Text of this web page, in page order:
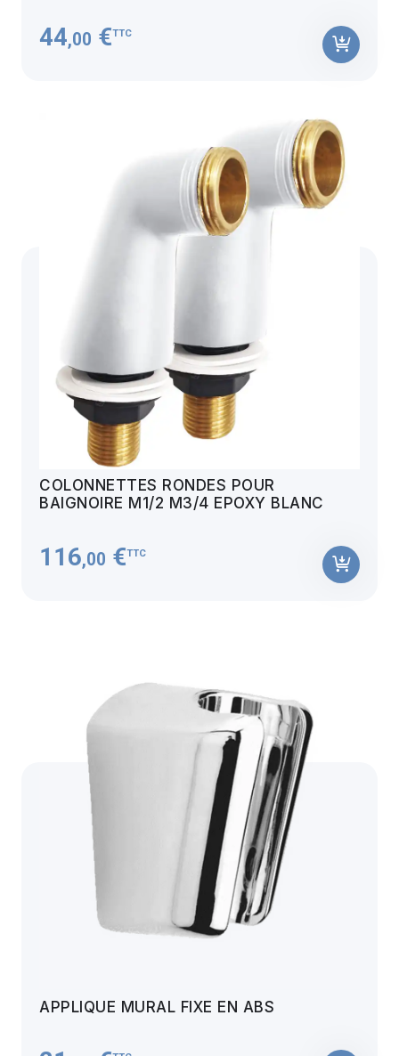
44,00 €TTC
COLONNETTES RONDES POUR
BAIGNOIRE M1/2 M3/4 EPOXY BLANC
116,00 €TTC
APPLIQUE MURAL FIXE EN ABS